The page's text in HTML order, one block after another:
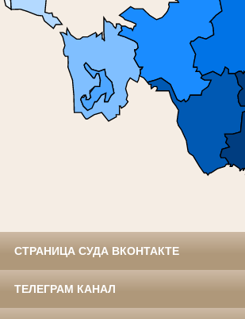
СТРАНИЦА СУДА ВКОНТАКТЕ
ТЕЛЕГРАМ КАНАЛ